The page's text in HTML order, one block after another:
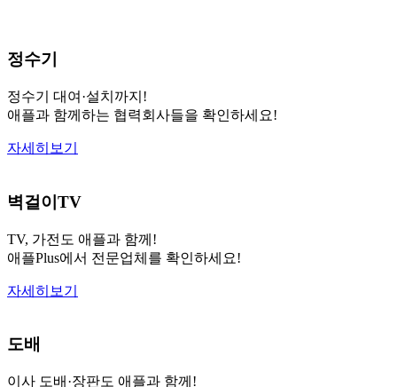
정수기
정수기 대여·설치까지!
애플과 함께하는 협력회사들을 확인하세요!
자세히보기
벽걸이TV
TV, 가전도 애플과 함께!
애플Plus에서 전문업체를 확인하세요!
자세히보기
도배
이사 도배·장판도 애플과 함께!